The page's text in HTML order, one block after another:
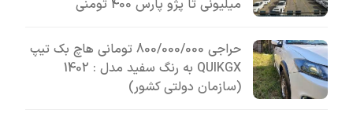
میلیونی تا پژو پارس 400 تومنی
حراجی 800/000/000 تومانی ھاچ بک تیپ
QUIKGX به رنگ سفید مدل : 1402
(سازمان دولتی کشور)